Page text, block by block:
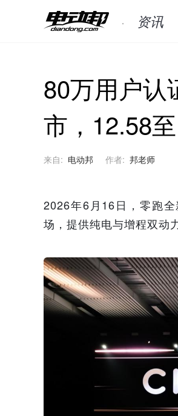
资讯
80万用户认
市，12.58
来自: 电动邦 作者: 邦老师
2026年6月16日，零跑
场，提供纯电与增程双动